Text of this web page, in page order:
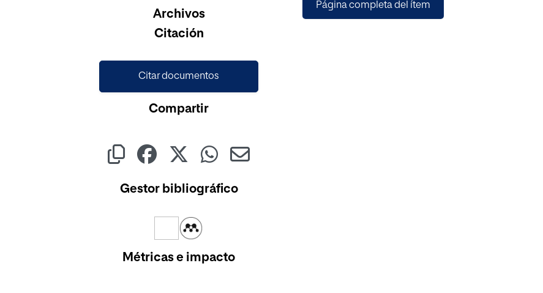
Archivos
Citación
Citar documentos
Compartir
Gestor bibliográfico
Métricas e impacto
Página completa del ítem